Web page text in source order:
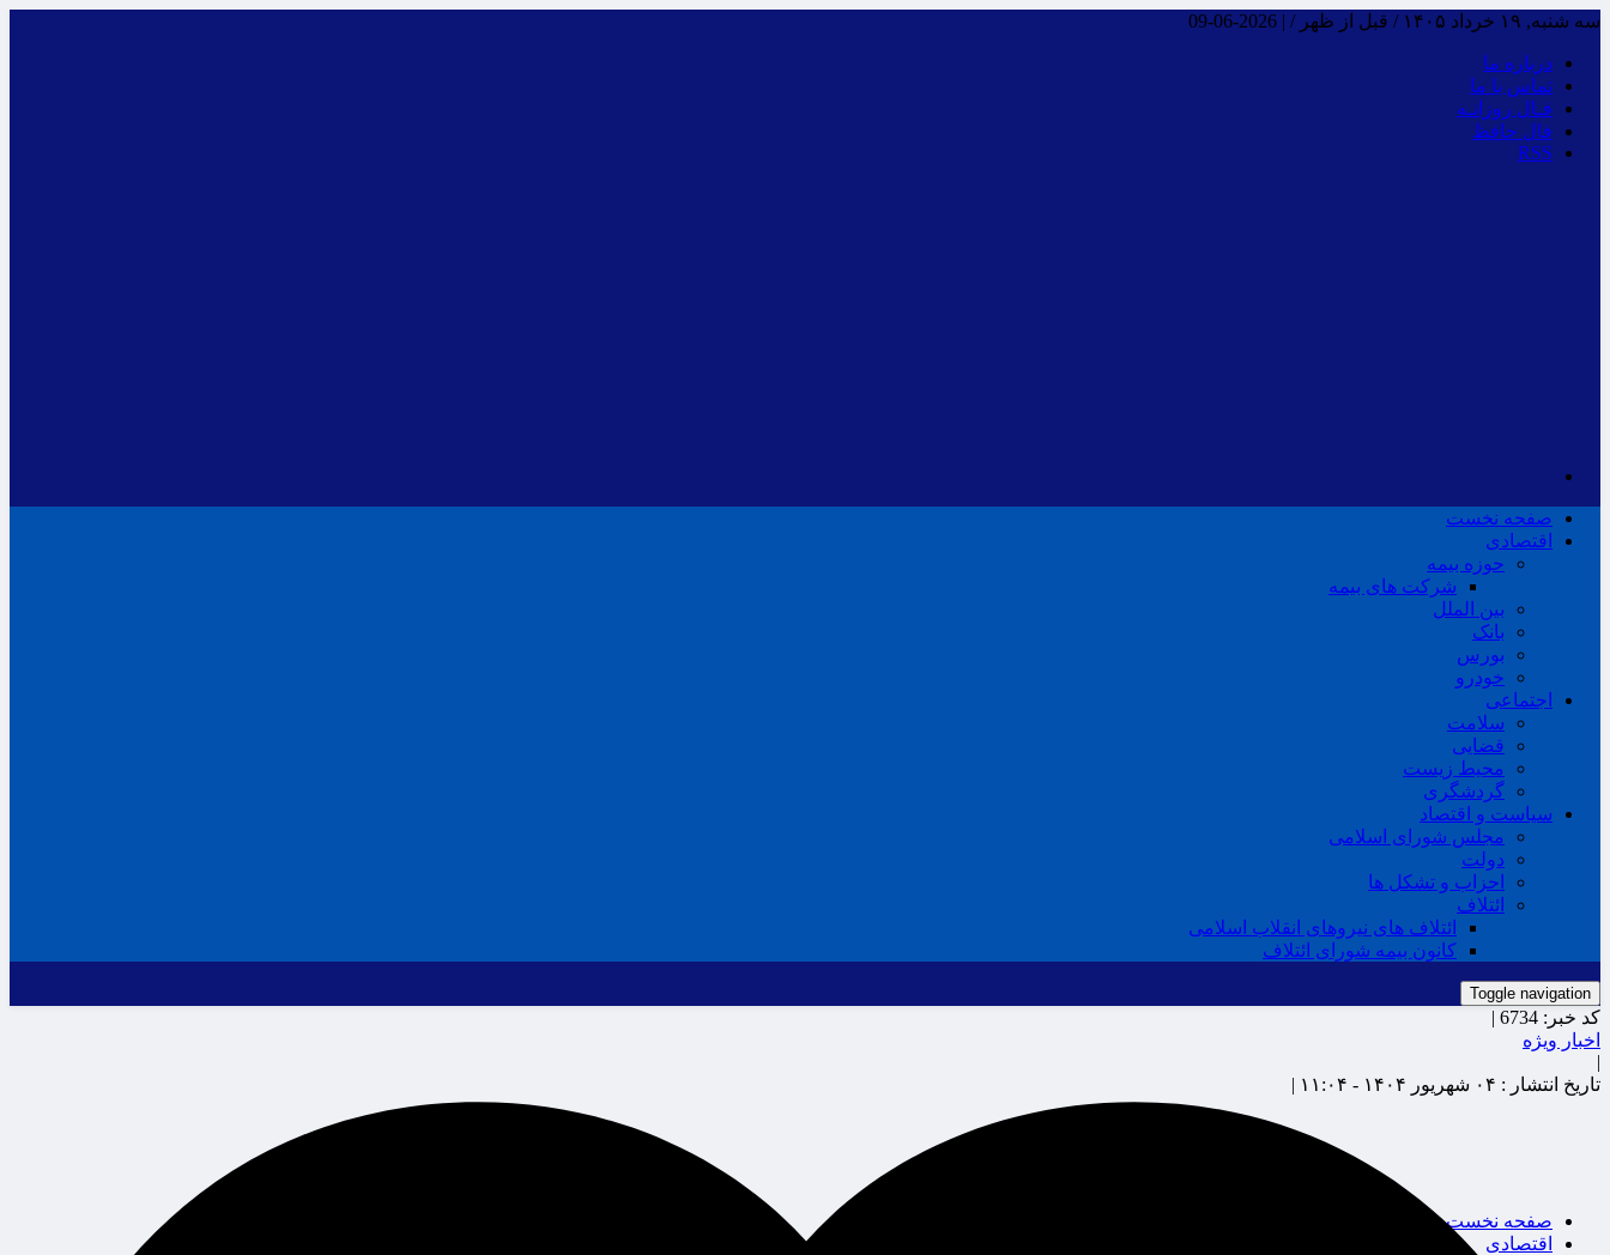
سه شنبه, ۱۹ خرداد ۱۴۰۵ / قبل از ظهر / |
2026-06-09
درباره ما
تماس با ما
فـال روزانـه
فال حافظ
RSS
صفحه نخست
اقتصادی
حوزه بیمه
شرکت های بیمه
بین الملل
بانک
بورس
خودرو
اجتماعی
سلامت
قضایی
محیط زیست
گردشگری
سیاست و اقتصاد
مجلس شورای اسلامی
دولت
احزاب و تشکل ها
ائتلاف
ائتلاف های نیروهای انقلاب اسلامی
کانون بیمه شورای ائتلاف
Toggle navigation
صفحه نخست
اقتصادی
کد خبر: 6734 |
اخبار ویژه
|
تاریخ انتشار : ۰۴ شهریور ۱۴۰۴ - ۱۱:۰۴ |